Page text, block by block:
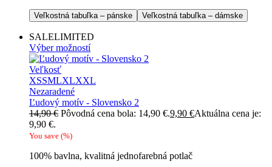
Veľkostná tabuľka – pánske Veľkostná tabuľka – dámske
SALELIMITED
Výber možností
Veľkosť
XSSMLXLXXL
Nezaradené
Ľudový motív - Slovensko 2
14,90€ Pôvodná cena bola: 14,90 €.9,90 €Aktuálna cena je:
9,90 €.
You save (%)
100% bavlna, kvalitná jednofarebná potlač